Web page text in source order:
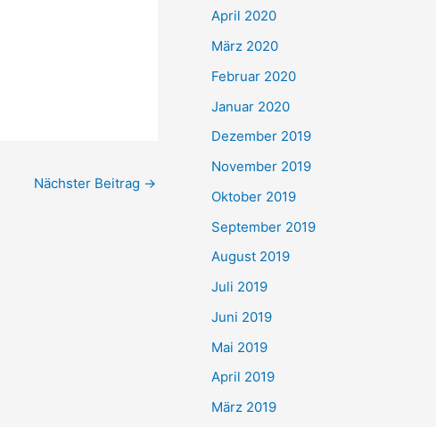
Nächster Beitrag →
April 2020
März 2020
Februar 2020
Januar 2020
Dezember 2019
November 2019
Oktober 2019
September 2019
August 2019
Juli 2019
Juni 2019
Mai 2019
April 2019
März 2019